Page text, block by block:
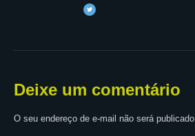
Deixe um comentário
O seu endereço de e-mail não será publicado.